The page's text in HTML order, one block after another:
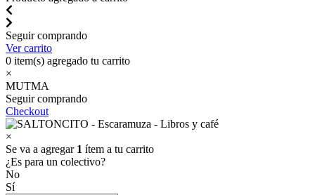
Seguir comprando
Ver carrito
0 item(s) agregado tu carrito
×
MUTMA
Seguir comprando
Checkout
×
Se va a agregar 1 ítem a tu carrito
¿Es para un colectivo?
No
Sí